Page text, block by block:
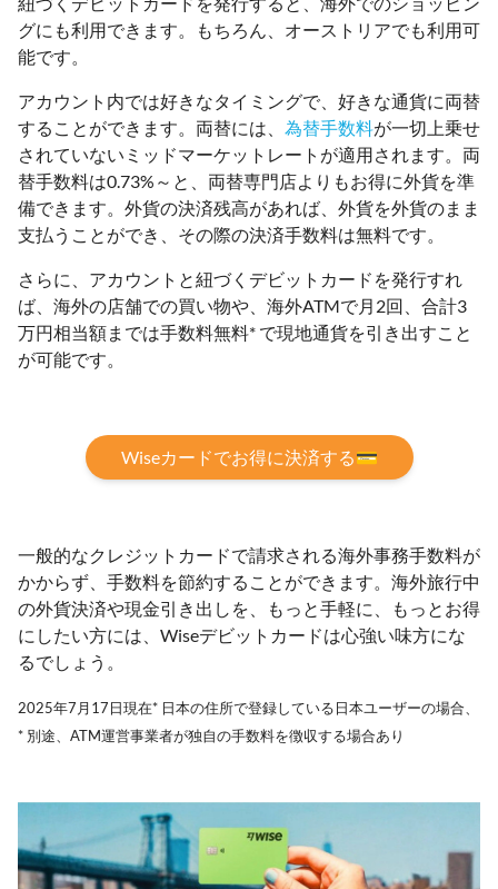
グにも利用できます。もちろん、オーストリアでも利用可
能です。
アカウント内では好きなタイミングで、好きな通貨に両替
することができます。両替には、 為替手数料が一切上乗せ
されていないミッドマーケットレートが適用されます。両
替手数料は0.73%～と、両替専門店よりもお得に外貨を準
備できます。外貨の決済残高があれば、外貨を外貨のまま
支払うことができ、その際の決済手数料は無料です。
さらに、アカウントと紐づくデビットカードを発行すれ
ば、海外の店舗での買い物や、海外ATMで月2回、合計3
万円相当額までは手数料無料* で現地通貨を引き出すこと
が可能です。
Wiseカードでお得に決済する💳
一般的なクレジットカードで請求される海外事務手数料が
かからず、手数料を節約することができます。海外旅行中
の外貨決済や現金引き出しを、もっと手軽に、もっとお得
にしたい方には、Wiseデビットカードは心強い味方にな
るでしょう。
2025年7月17日現在* 日本の住所で登録している日本ユーザーの場合、
* 別途、ATM運営事業者が独自の手数料を徴収する場合あり